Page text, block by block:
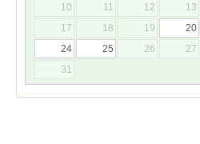
10
11 12 13
17
18 19 20
24
25 26 27
31